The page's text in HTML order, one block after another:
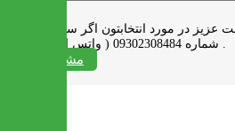
در مورد انتخابتون اگر سوالی دارید به
شماره 09302308484 ( واتس اپ ) پیام بدید .
مشاهده همه